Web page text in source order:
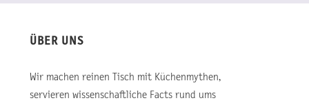
ÜBER UNS
Wir machen reinen Tisch mit Küchenmythen,
servieren wissenschaftliche Facts rund ums